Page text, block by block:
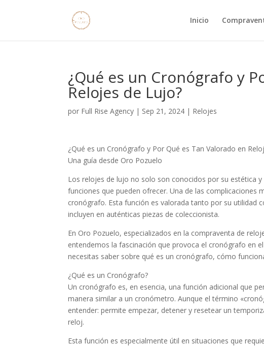
Inicio
¿Qué es un Cronógrafo y
Relojes de Lujo?
por Full Rise Agency | Sep 21, 2024 | Relojes
¿Qué es un Cronógrafo y Por Qué es Tan Valorado en
Una guía desde Oro Pozuelo
Los relojes de lujo no solo son conocidos por su estética
funciones que pueden ofrecer. Una de las complicaciones
cronógrafo. Esta función es valorada tanto por su utilidad
incluyen en auténticas piezas de coleccionista.
En Oro Pozuelo, especializados en la compraventa de
entendemos la fascinación que provoca el cronógrafo en
necesitas saber sobre qué es un cronógrafo, cómo
¿Qué es un Cronógrafo?
Un cronógrafo es, en esencia, una función adicional que
manera similar a un cronómetro. Aunque el término
entender: permite empezar, detener y resetear un
reloj.
Esta función es especialmente útil en situaciones que